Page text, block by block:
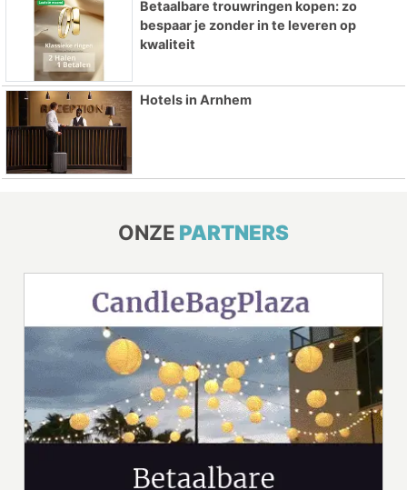
Betaalbare trouwringen kopen: zo
bespaar je zonder in te leveren op
kwaliteit
Hotels in Arnhem
ONZE PARTNERS